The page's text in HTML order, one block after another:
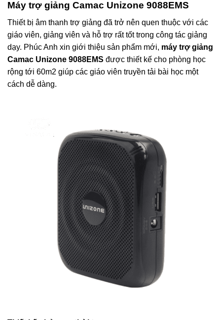
Máy trợ giảng Camac Unizone 9088EMS
Thiết bị âm thanh trợ giảng đã trở nên quen thuộc với các
giáo viên, giảng viên và hỗ trợ rất tốt trong công tác giảng
dạy. Phúc Anh xin giới thiệu sản phẩm mới, máy trợ giảng
Camac Unizone 9088EMS được thiết kế cho phòng học
rộng tới 60m2 giúp các giáo viên truyền tải bài học một
cách dễ dàng.